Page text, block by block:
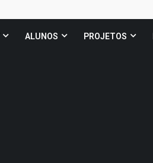
ALUNOS PROJETOS